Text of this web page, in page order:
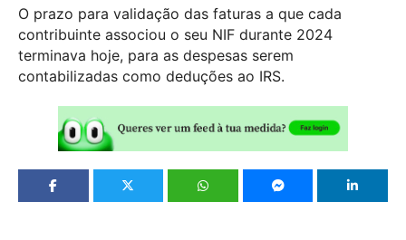
O prazo para validação das faturas a que cada
contribuinte associou o seu NIF durante 2024
terminava hoje, para as despesas serem
contabilizadas como deduções ao IRS.